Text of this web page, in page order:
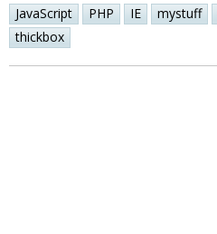
JavaScript PHP IE mystuff
thickbox